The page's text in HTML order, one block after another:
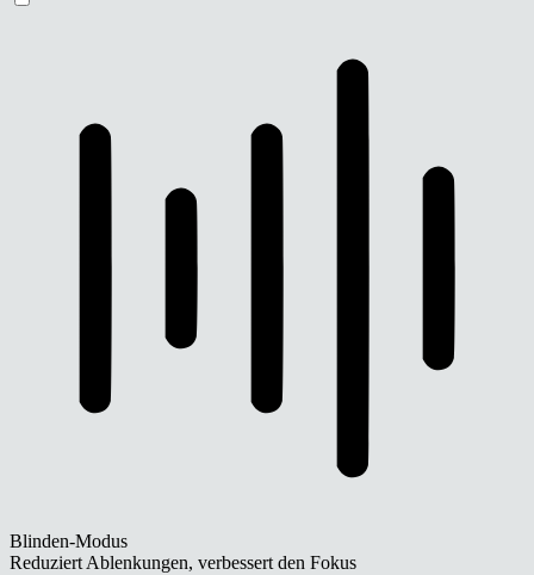
Blinden-Modus
Reduziert Ablenkungen, verbessert den Fokus